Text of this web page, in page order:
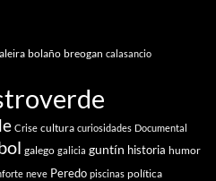
bolaño breogan calasancio
Crise cultura curiosidades Documental
galego galicia guntín historia humor
neve Peredo piscinas política